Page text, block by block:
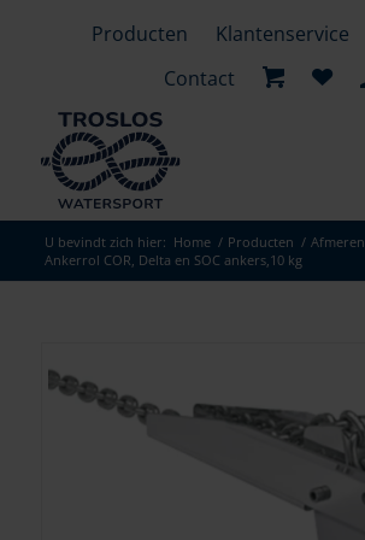
Producten Klantenservice
Contact
U bevindt zich hier: Home / Producten / Afmeren
Ankerrol COR, Delta en SOC ankers,10 kg